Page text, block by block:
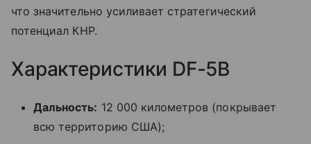
что значительно усиливает стратегический
потенциал КНР.
Характеристики DF-5B
Дальность: 12 000 километров (покрывает
всю территорию США);